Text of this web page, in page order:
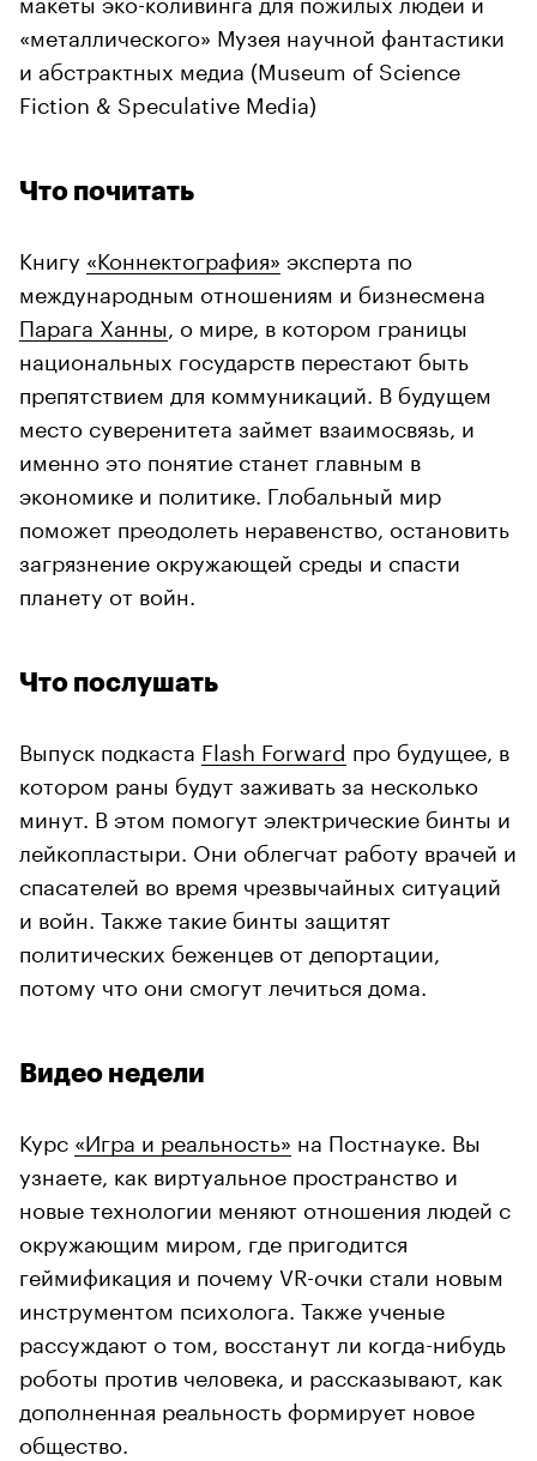
«металлического» Музея научной фантастики
и абстрактных медиа (Museum of Science
Fiction & Speculative Media)
Что почитать
Книгу «Коннектография» эксперта по
международным отношениям и бизнесмена
Парага Ханны , о мире, в котором границы
национальных государств перестают быть
препятствием для коммуникаций. В будущем
место суверенитета займет взаимосвязь, и
именно это понятие станет главным в
экономике и политике. Глобальный мир
поможет преодолеть неравенство, остановить
загрязнение окружающей среды и спасти
планету от войн.
Что послушать
Выпуск подкаста Flash Forward про будущее, в
котором раны будут заживать за несколько
минут. В этом помогут электрические бинты и
лейкопластыри. Они облегчат работу врачей и
спасателей во время чрезвычайных ситуаций
и войн. Также такие бинты защитят
политических беженцев от депортации,
потому что они смогут лечиться дома.
Видео недели
Курс «Игра и реальность» на Постнауке. Вы
узнаете, как виртуальное пространство и
новые технологии меняют отношения людей с
окружающим миром, где пригодится
геймификация и почему VR-очки стали новым
инструментом психолога. Также ученые
рассуждают о том, восстанут ли когда-нибудь
роботы против человека, и рассказывают, как
дополненная реальность формирует новое
общество.